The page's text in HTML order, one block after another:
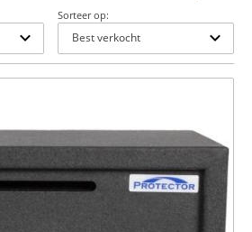
Sorteer op: